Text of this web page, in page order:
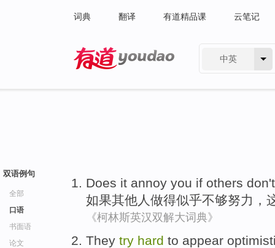
词典 翻译 有道精品课 云笔记
中英
双语例句
全部
口语
书面语
论文
Does it annoy you if others
如果其他人 做得似乎不够努力 ，
《柯林斯英汉双解大词典》
They try hard to appear